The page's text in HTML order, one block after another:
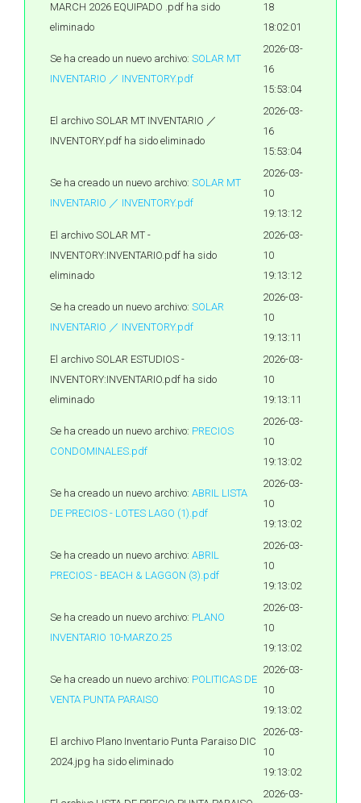
MARCH 2026 EQUIPADO .pdf ha sido
eliminado
18
18:02:01
Se ha creado un nuevo archivo: SOLAR MT
INVENTARIO ／ INVENTORY.pdf
2026-03-
16
15:53:04
El archivo SOLAR MT INVENTARIO ／
INVENTORY.pdf ha sido eliminado
2026-03-
16
15:53:04
Se ha creado un nuevo archivo: SOLAR MT
INVENTARIO ／ INVENTORY.pdf
2026-03-
10
19:13:12
El archivo SOLAR MT -
INVENTORY:INVENTARIO.pdf ha sido
eliminado
2026-03-
10
19:13:12
Se ha creado un nuevo archivo: SOLAR
INVENTARIO ／ INVENTORY.pdf
2026-03-
10
19:13:11
El archivo SOLAR ESTUDIOS -
INVENTORY:INVENTARIO.pdf ha sido
eliminado
2026-03-
10
19:13:11
Se ha creado un nuevo archivo: PRECIOS
CONDOMINALES.pdf
2026-03-
10
19:13:02
Se ha creado un nuevo archivo: ABRIL LISTA
DE PRECIOS - LOTES LAGO (1).pdf
2026-03-
10
19:13:02
Se ha creado un nuevo archivo: ABRIL
PRECIOS - BEACH & LAGGON (3).pdf
2026-03-
10
19:13:02
Se ha creado un nuevo archivo: PLANO
INVENTARIO 10-MARZO.25
2026-03-
10
19:13:02
Se ha creado un nuevo archivo: POLITICAS DE
VENTA PUNTA PARAISO
2026-03-
10
19:13:02
El archivo Plano Inventario Punta Paraiso DIC
2024.jpg ha sido eliminado
2026-03-
10
19:13:02
2026-03-